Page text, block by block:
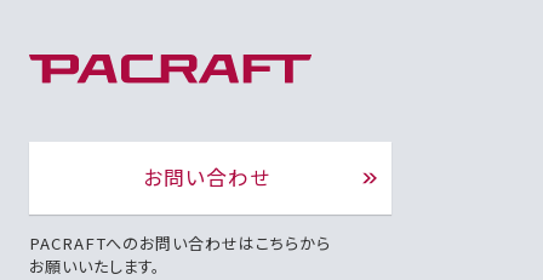
お問い合わせ
PACRAFTへのお問い合わせはこちらから
お願いいたします。